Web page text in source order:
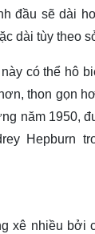
đầu sẽ dài
dài tùy theo
có thể hô
thon gọn
năm 1950,
Hepburn
xê nhiều bởi